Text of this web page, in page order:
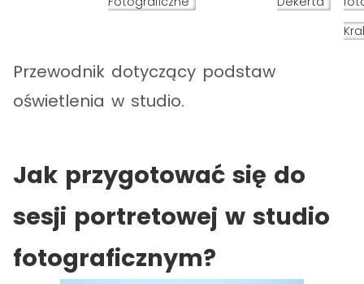
Przewodnik dotyczący podstaw
oświetlenia w studio.
Jak przygotować się do
sesji portretowej w studio
fotograficznym?